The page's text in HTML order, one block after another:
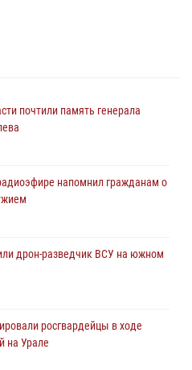
почтили память генерала
напомнил гражданам о
дрон-разведчик ВСУ на южном
росгвардейцы в ходе
на Урале